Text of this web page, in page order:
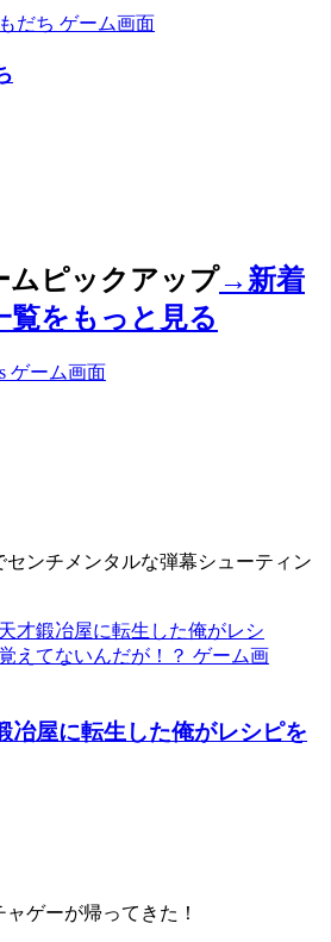
ムピックアップ→新着
覧をもっと見る
センチメンタルな弾幕シューティン
冶屋に転生した俺がレシピを
ゲーが帰ってきた！